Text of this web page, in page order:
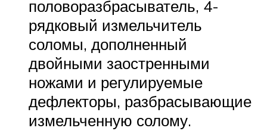
половоразбрасыватель, 4-
рядковый измельчитель
соломы, дополненный
двойными заостренными
ножами и регулируемые
дефлекторы, разбрасывающие
измельченную солому.